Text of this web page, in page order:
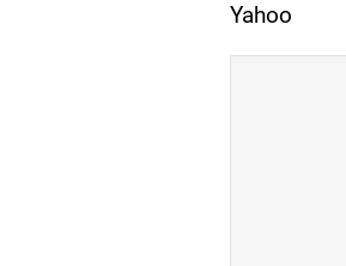
Yahoo